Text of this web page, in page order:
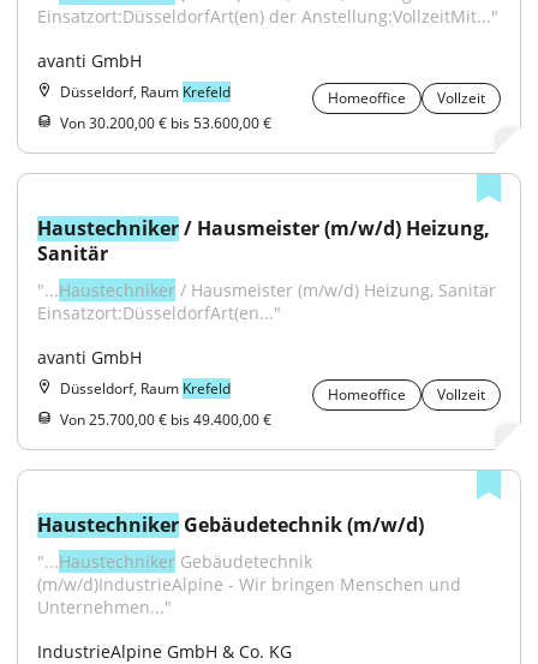
Einsatzort:DüsseldorfArt(en) der Anstellung:VollzeitMit..."
avanti GmbH
Düsseldorf, Raum Krefeld Homeoffice
Vollzeit
Von 30.200,00 € bis 53.600,00 €
Haustechniker / Hausmeister (m/w/d) Heizung,
Sanitär
"...Haustechniker / Hausmeister (m/w/d) Heizung, Sanitär
Einsatzort:DüsseldorfArt(en..."
avanti GmbH
Düsseldorf, Raum Krefeld Homeoffice
Vollzeit
Von 25.700,00 € bis 49.400,00 €
Haustechniker Gebäudetechnik (m/w/d)
"...Haustechniker Gebäudetechnik
(m/w/d)IndustrieAlpine - Wir bringen Menschen und
Unternehmen..."
IndustrieAlpine GmbH & Co. KG